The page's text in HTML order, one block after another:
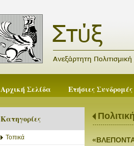
Αρχική Σελίδα Ετήσιες Συνδρομές
Κατηγορίες
Τοπικά
Πολιτική